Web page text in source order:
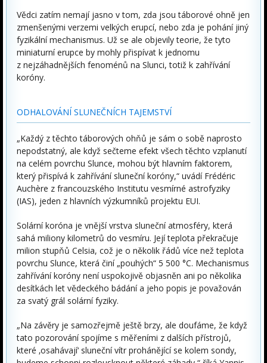
Vědci zatím nemají jasno v tom, zda jsou táborové ohně jen
zmenšenými verzemi velkých erupcí, nebo zda je pohání jiný
fyzikální mechanismus. Už se ale objevily teorie, že tyto
miniaturní erupce by mohly přispívat k jednomu
z nejzáhadnějších fenoménů na Slunci, totiž k zahřívání
koróny.
ODHALOVÁNÍ SLUNEČNÍCH TAJEMSTVÍ
„Každý z těchto táborových ohňů je sám o sobě naprosto
nepodstatný, ale když sečteme efekt všech těchto vzplanutí
na celém povrchu Slunce, mohou být hlavním faktorem,
který přispívá k zahřívání sluneční koróny,“ uvádí Frédéric
Auchère z francouzského Institutu vesmírné astrofyziky
(IAS), jeden z hlavních výzkumníků projektu EUI.
Solární koróna je vnější vrstva sluneční atmosféry, která
sahá miliony kilometrů do vesmíru. Její teplota překračuje
milion stupňů Celsia, což je o několik řádů více než teplota
povrchu Slunce, která činí „pouhých“ 5 500 °C. Mechanismus
zahřívání koróny není uspokojivě objasněn ani po několika
desítkách let vědeckého bádání a jeho popis je považován
za svatý grál solární fyziky.
„Na závěry je samozřejmě ještě brzy, ale doufáme, že když
tato pozorování spojíme s měřeními z dalších přístrojů,
které ‚osahávají‘ sluneční vítr prohánějící se kolem sondy,